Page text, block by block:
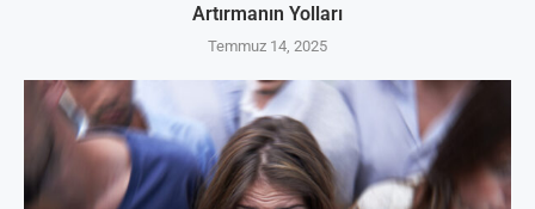
Artırmanın Yolları
Temmuz 14, 2025